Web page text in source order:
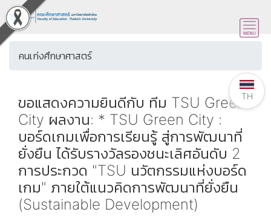
คนเก่งศึกษาศาสตร์
ขอแสดงความยินดีกับ ทีม TSU Green
City ผลงาน: * TSU Green City :
บอร์ดเกมเพื่อการเรียนรู้ สู่การพัฒนาที่
ยั่งยืน ได้รับรางวัลรองชนะเลิศอันดับ 2
การประกวด "TSU นวัตกรรมแห่งบอร์ด
เกม" ภายใต้แนวคิดการพัฒนาที่ยั่งยืน
(Sustainable Development)
TH